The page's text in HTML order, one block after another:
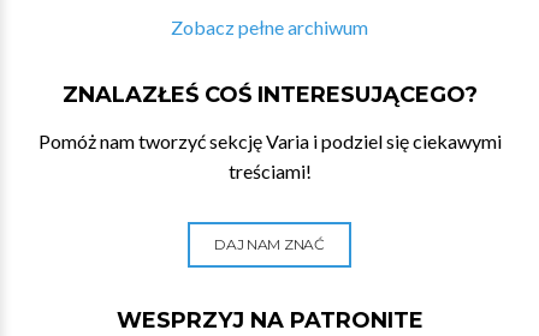
Zobacz pełne archiwum
ZNALAZŁEŚ COŚ INTERESUJĄCEGO?
Pomóż nam tworzyć sekcję Varia i podziel się ciekawymi
treściami!
DAJ NAM ZNAĆ
WESPRZYJ NA PATRONITE